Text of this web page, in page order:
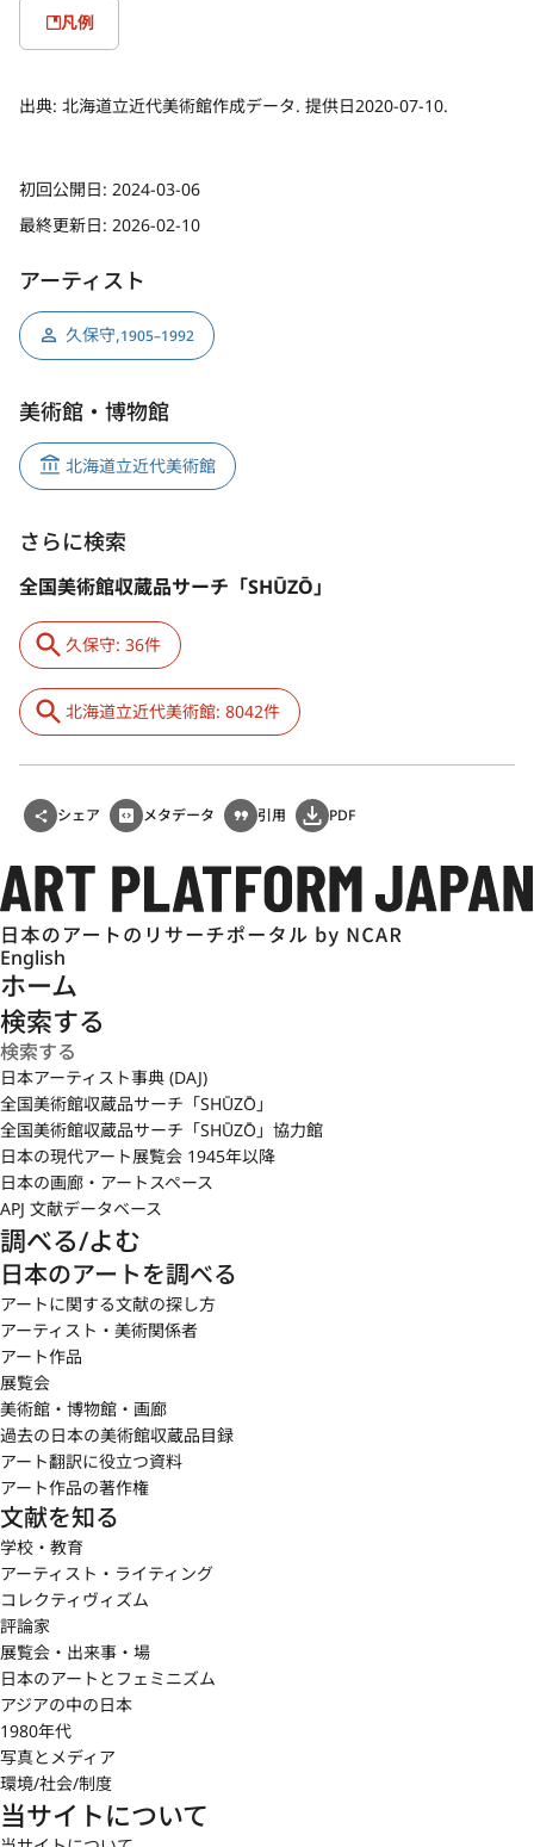
凡例
出典: 北海道立近代美術館作成データ. 提供日2020-07-10.
初回公開日: 2024-03-06
最終更新日: 2026-02-10
アーティスト
久保守,1905–1992
美術館・博物館
北海道立近代美術館
さらに検索
全国美術館収蔵品サーチ「SHŪZŌ」
久保守: 36件
北海道立近代美術館: 8042件
シェア メタデータ 引用 PDF
English
ホーム
検索する
日本アーティスト事典 (DAJ)
全国美術館収蔵品サーチ「SHŪZŌ」
全国美術館収蔵品サーチ「SHŪZŌ」協力館
日本の現代アート展覧会 1945年以降
日本の画廊・アートスペース
APJ 文献データベース
調べる/よむ
日本のアートを調べる
アートに関する文献の探し方
アーティスト・美術関係者
アート作品
展覧会
美術館・博物館・画廊
過去の日本の美術館収蔵品目録
アート翻訳に役立つ資料
アート作品の著作権
文献を知る
学校・教育
アーティスト・ライティング
コレクティヴィズム
評論家
展覧会・出来事・場
日本のアートとフェミニズム
アジアの中の日本
1980年代
写真とメディア
環境/社会/制度
当サイトについて